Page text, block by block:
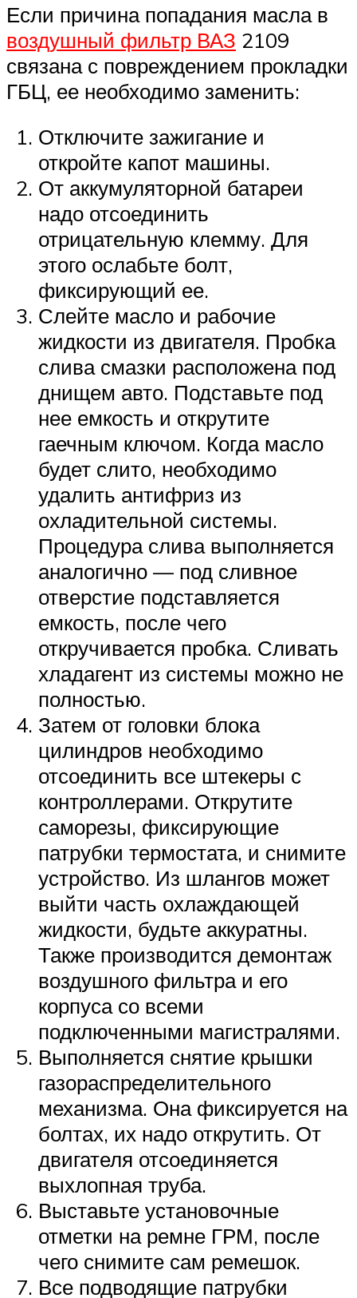
Если причина попадания масла в
воздушный фильтр ВАЗ 2109
связана с повреждением прокладки
ГБЦ, ее необходимо заменить:
Отключите зажигание и
откройте капот машины.
От аккумуляторной батареи
надо отсоединить
отрицательную клемму. Для
этого ослабьте болт,
фиксирующий ее.
Слейте масло и рабочие
жидкости из двигателя. Пробка
слива смазки расположена под
днищем авто. Подставьте под
нее емкость и открутите
гаечным ключом. Когда масло
будет слито, необходимо
удалить антифриз из
охладительной системы.
Процедура слива выполняется
аналогично — под сливное
отверстие подставляется
емкость, после чего
откручивается пробка. Сливать
хладагент из системы можно не
полностью.
Затем от головки блока
цилиндров необходимо
отсоединить все штекеры с
контроллерами. Открутите
саморезы, фиксирующие
патрубки термостата, и снимите
устройство. Из шлангов может
выйти часть охлаждающей
жидкости, будьте аккуратны.
Также производится демонтаж
воздушного фильтра и его
корпуса со всеми
подключенными магистралями.
Выполняется снятие крышки
газораспределительного
механизма. Она фиксируется на
болтах, их надо открутить. От
двигателя отсоединяется
выхлопная труба.
Выставьте установочные
отметки на ремне ГРМ, после
чего снимите сам ремешок.
Все подводящие патрубки